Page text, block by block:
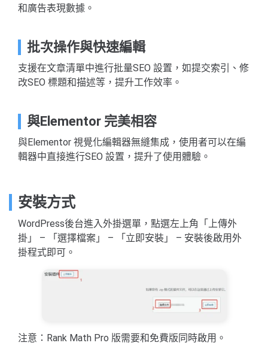
和廣告表現數據。
批次操作與快速編輯
支援在文章清單中進行批量SEO 設置，如提交索引、修
改SEO 標題和描述等，提升工作效率。
與Elementor 完美相容
與Elementor 視覺化編輯器無縫集成，使用者可以在編
輯器中直接進行SEO 設置，提升了使用體驗。
安裝方式
WordPress後台進入外掛選單，點選左上角「上傳外
掛」 – 「選擇檔案」 – 「立即安裝」 – 安裝後啟用外
掛程式即可。
注意：Rank Math Pro 版需要和免費版同時啟用。